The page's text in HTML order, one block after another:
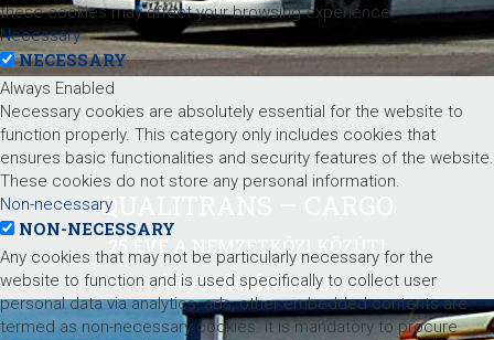
QUALITRANS – CARGO
25 ÉVE A NEMZETKÖZI KÖZÚTI
ÁRUSZÁLLÍTÁSBAN
these cookies may affect your browsing experience.
Necessary
NECESSARY
Always Enabled
Necessary cookies are absolutely essential for the website to
function properly. This category only includes cookies that
ensures basic functionalities and security features of the website.
These cookies do not store any personal information.
Non-necessary
NON-NECESSARY
Any cookies that may not be particularly necessary for the
website to function and is used specifically to collect user
personal data via analytics, ads, other embedded contents are
termed as non-necessary cookies. It is mandatory to procure